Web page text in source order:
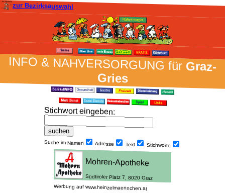
zur Bezirksauswahl
INFO & NAH­VER­SORG­UNG fürGraz-
Gries
Stich­wort ein­geben:
Suche im Namen Adresse Text Stich­worte
Werbung auf www.heinzelmaennchen.at